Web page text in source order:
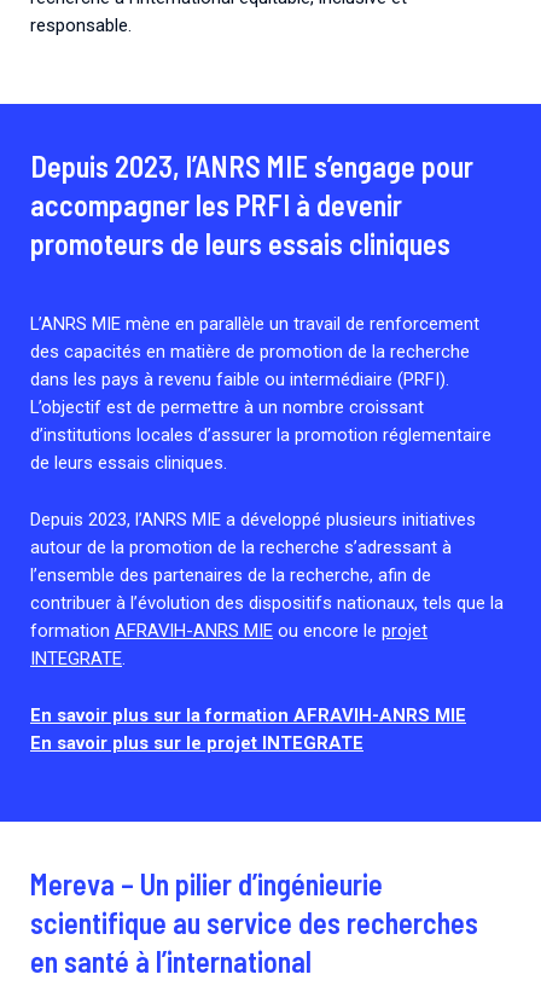
responsable.
Depuis 2023, l’ANRS MIE s’engage pour
accompagner les PRFI à devenir
promoteurs de leurs essais cliniques
L’ANRS MIE mène en parallèle un travail de renforcement
des capacités en matière de promotion de la recherche
dans les pays à revenu faible ou intermédiaire (PRFI).
L’objectif est de permettre à un nombre croissant
d’institutions locales d’assurer la promotion réglementaire
de leurs essais cliniques.
Depuis 2023, l’ANRS MIE a développé plusieurs initiatives
autour de la promotion de la recherche s’adressant à
l’ensemble des partenaires de la recherche, afin de
contribuer à l’évolution des dispositifs nationaux, tels que la
formation AFRAVIH-ANRS MIE ou encore le projet
INTEGRATE.
En savoir plus sur la formation AFRAVIH-ANRS MIE
En savoir plus sur le projet INTEGRATE
Mereva – Un pilier d’ingénieurie
scientifique au service des recherches
en santé à l’international